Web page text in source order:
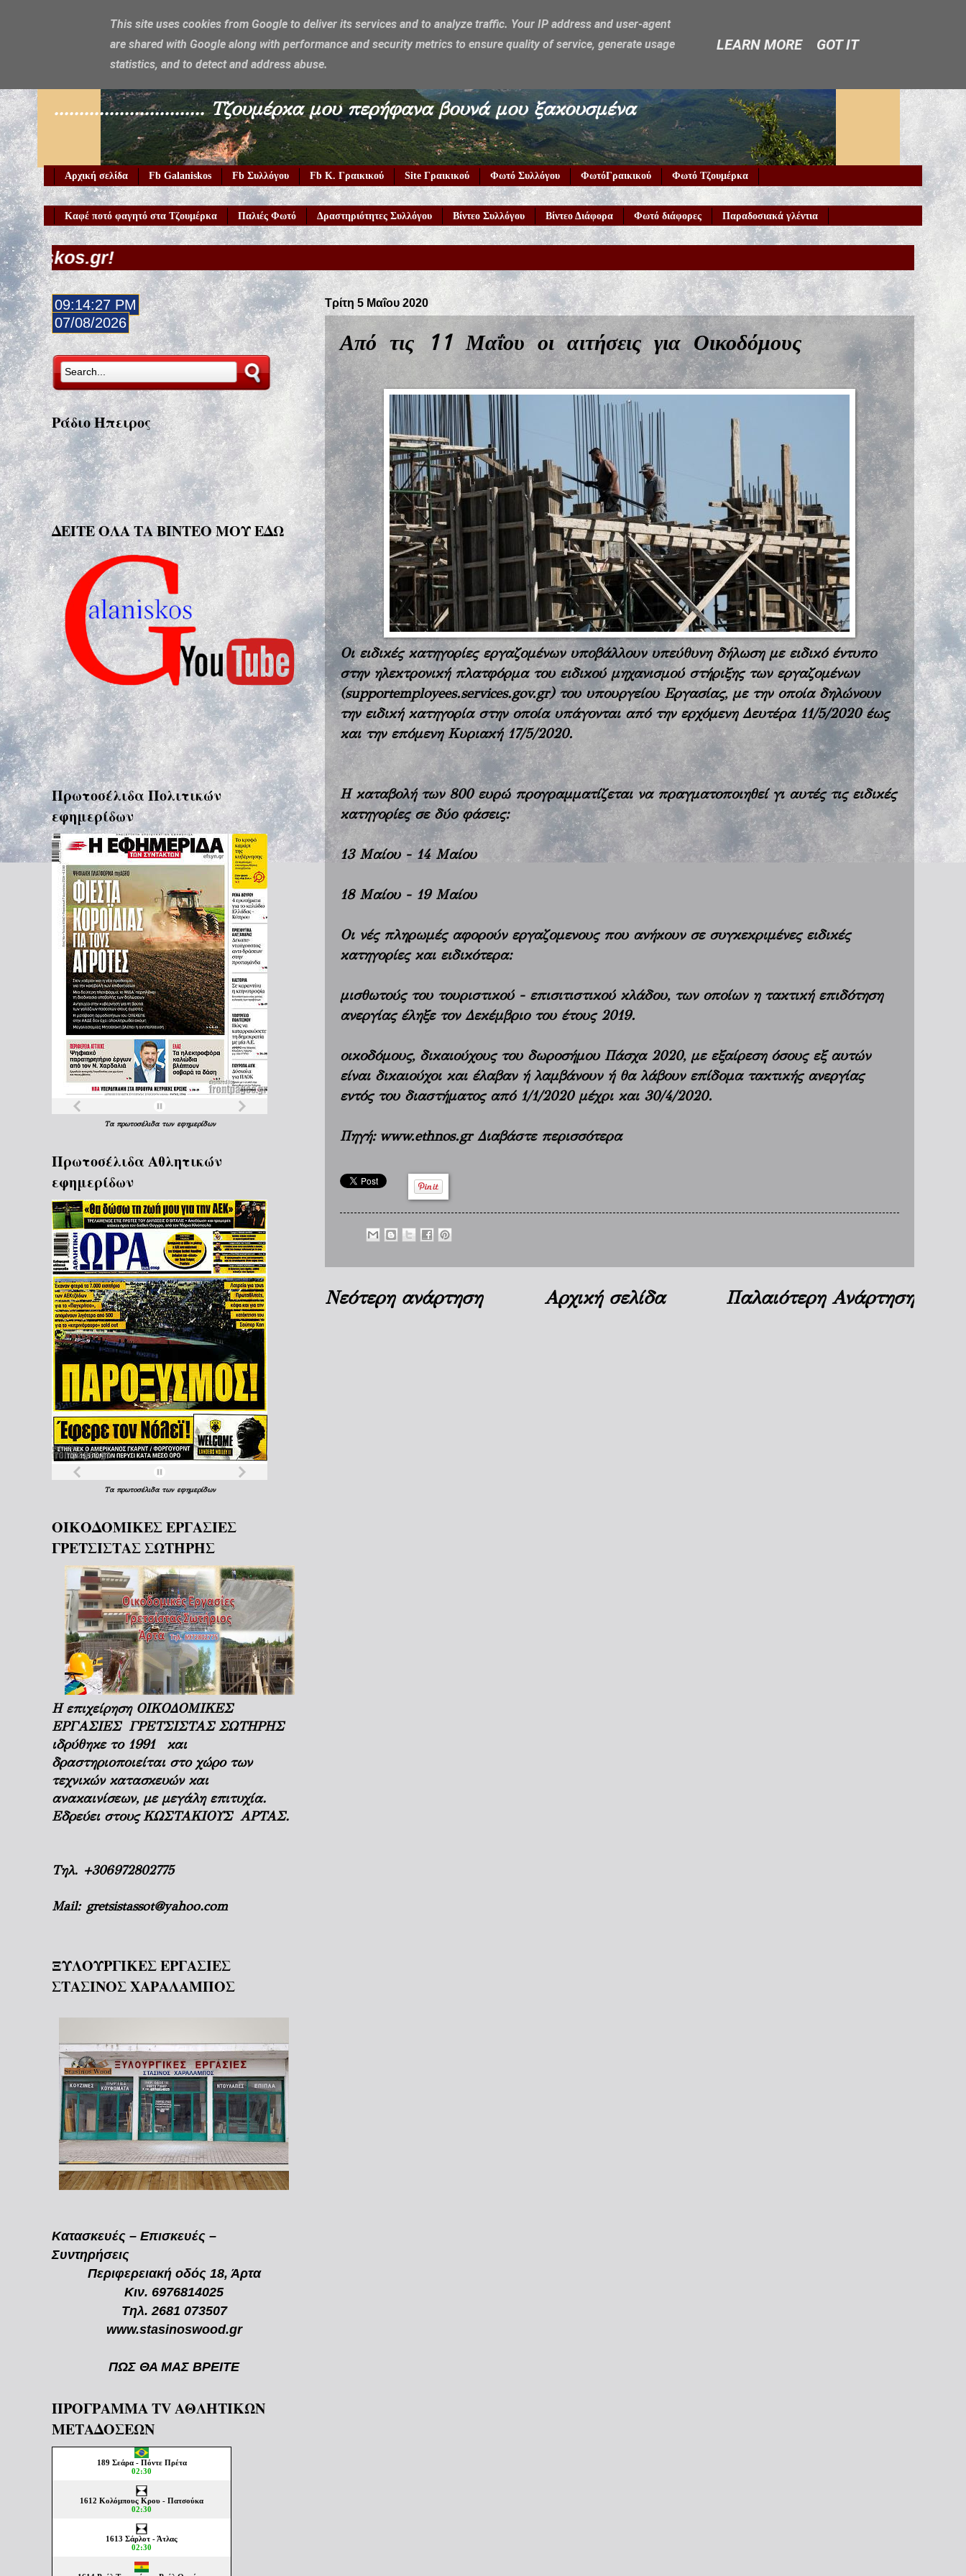
Galaniskos
.............................. Τζουμέρκα μου περήφανα βουνά μου ξακουσμένα
Αρχική σελίδα Fb Galaniskos Fb Συλλόγου Fb Κ. Γραικικού Site Γραικικού Φωτό Συλλόγου ΦωτόΓραικικού Φωτό Τζουμέρκα
Καφέ ποτό φαγητό στα Τζουμέρκα Παλιές Φωτό Δραστηριότητες Συλλόγου Βίντεο Συλλόγου Βίντεο Διάφορα Φωτό διάφορες Παραδοσιακά γλέντια
Καλώς
Τρίτη 5 Μαΐου 2020
Από τις 11 Μαΐου οι αιτήσεις για Οικοδόμους
Οι ειδικές κατηγορίες εργαζομένων υποβάλλουν υπεύθυνη δήλωση με ειδικό έντυπο
στην ηλεκτρονική πλατφόρμα του ειδικού μηχανισμού στήριξης των εργαζομένων
(supportemployees.services.gov.gr) του υπουργείου Εργασίας, με την οποία δηλώνουν
την ειδική κατηγορία στην οποία υπάγονται από την ερχόμενη Δευτέρα 11/5/2020 έως
και την επόμενη Κυριακή 17/5/2020.
Η καταβολή των 800 ευρώ προγραμματίζεται να πραγματοποιηθεί γι αυτές τις ειδικές
κατηγορίες σε δύο φάσεις:
13 Μαίου - 14 Μαίου
18 Μαίου - 19 Μαίου
Οι νές πληρωμές αφορούν εργαζομενους που ανήκουν σε συγκεκριμένες ειδικές
κατηγορίες και ειδικότερα:
μισθωτούς του τουριστικού - επισιτιστικού κλάδου, των οποίων η τακτική επιδότηση
ανεργίας έληξε τον Δεκέμβριο του έτους 2019.
οικοδόμους, δικαιούχους του δωροσήμου Πάσχα 2020, με εξαίρεση όσους εξ αυτών
είναι δικαιούχοι και έλαβαν ή λαμβάνουν ή θα λάβουν επίδομα τακτικής ανεργίας
εντός του διαστήματος από 1/1/2020 μέχρι και 30/4/2020.
Πηγή: www.ethnos.gr Διαβάστε περισσότερα
Νεότερη ανάρτηση Παλαιότερη Ανάρτηση
Αρχική σελίδα
09:14:28 PM
07/08/2026
Ράδιο Ήπειρος
ΔΕΙΤΕ ΟΛΑ ΤΑ ΒΙΝΤΕΟ ΜΟΥ ΕΔΩ
Πρωτοσέλιδα Πολιτικών
εφημερίδων
Τα πρωτοσέλιδα των εφημερίδων
Πρωτοσέλιδα Aθλητικών
εφημερίδων
Τα πρωτοσέλιδα των εφημερίδων
ΟΙΚΟΔΟΜΙΚΕΣ ΕΡΓΑΣΙΕΣ
ΓΡΕΤΣΙΣΤΑΣ ΣΩΤΗΡΗΣ
Η επιχείρηση ΟΙΚΟΔΟΜΙΚΕΣ
ΕΡΓΑΣΙΕΣ ΓΡΕΤΣΙΣΤΑΣ ΣΩΤΗΡΗΣ
ιδρύθηκε το 1991 και
δραστηριοποιείται στο χώρο των
τεχνικών κατασκευών και
ανακαινίσεων, με μεγάλη επιτυχία.
Εδρεύει στους ΚΩΣΤΑΚΙΟΥΣ ΑΡΤΑΣ.
Τηλ. +306972802775
Mail: gretsistassot@yahoo.com
ΞΥΛΟΥΡΓΙΚΕΣ ΕΡΓΑΣΙΕΣ
ΣΤΑΣΙΝΟΣ ΧΑΡΑΛΑΜΠΟΣ
Κατασκευές – Επισκευές –
Συντηρήσεις
Περιφερειακή οδός 18, Άρτα
Κιν. 6976814025
Τηλ. 2681 073507
www.stasinoswood.gr
ΠΩΣ ΘΑ ΜΑΣ ΒΡΕΙΤΕ
ΠΡΟΓΡΑΜΜΑ TV ΑΘΛΗΤΙΚΩΝ
ΜΕΤΑΔΟΣΕΩΝ
This site uses cookies from Google to deliver its services and to analyze traffic. Your IP address and user-agent
are shared with Google along with performance and security metrics to ensure quality of service, generate usage
statistics, and to detect and address abuse.
LEARN MORE GOT IT